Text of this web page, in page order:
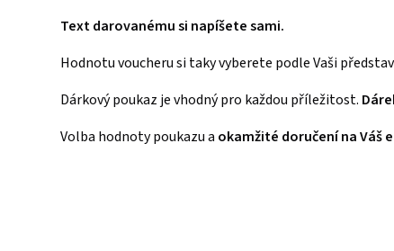
Text darovanému si napíšete sami.
Hodnotu voucheru si taky vyberete podle Vaši
Dárkový poukaz je vhodný pro každou příležitost.
Volba hodnoty poukazu a okamžité doručení na Váš